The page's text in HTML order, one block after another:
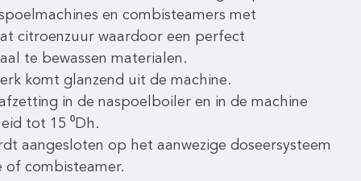
en combisteamers met
citroenzuur waardoor een perfect
te bewassen materialen.
komt glanzend uit de machine.
in de naspoelboiler en in de machine
tot 15 ⁰Dh.
aangesloten op het aanwezige doseersysteem
of combisteamer.